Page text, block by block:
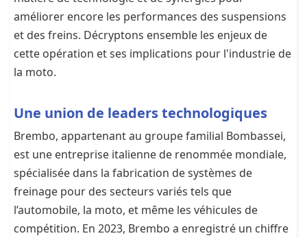
améliorer encore les performances des suspensions
et des freins. Décryptons ensemble les enjeux de
cette opération et ses implications pour l'industrie de
la moto.
Une union de leaders technologiques
Brembo, appartenant au groupe familial Bombassei,
est une entreprise italienne de renommée mondiale,
spécialisée dans la fabrication de systèmes de
freinage pour des secteurs variés tels que
l’automobile, la moto, et même les véhicules de
compétition. En 2023, Brembo a enregistré un chiffre